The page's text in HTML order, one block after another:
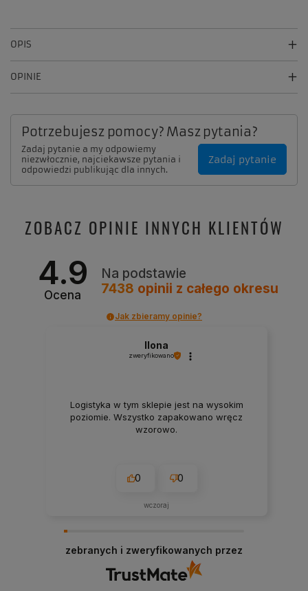
OPIS
OPINIE
Potrzebujesz pomocy? Masz pytania?
Zadaj pytanie a my odpowiemy
niezwłocznie, najciekawsze pytania i
odpowiedzi publikując dla innych.
Zadaj pytanie
ZOBACZ OPINIE INNYCH KLIENTÓW
4.9
Ocena
Na podstawie
7438 opinii z całego okresu
Jak zbieramy opinie?
Ilona
zweryfikowano
Logistyka w tym sklepie jest na wysokim
poziomie. Wszystko zapakowano wręcz
wzorowo.
0 0
wczoraj
zebranych i zweryfikowanych przez